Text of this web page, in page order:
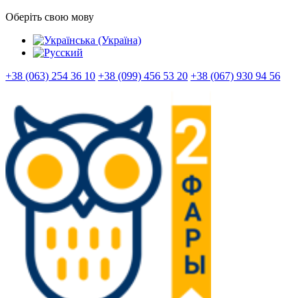
Оберіть свою мову
+38 (063) 254 36 10 +38 (099) 456 53 20 +38 (067) 930 94 56